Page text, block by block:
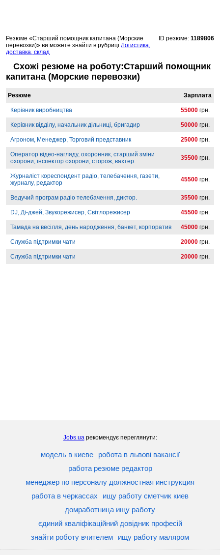
Резюме «Старший помощник капитана (Морские
перевозки)» ви можете знайти в рубриці Логистика,
доставка, склад
ID резюме: 1189806
Схожі резюме на роботу:Старший помощник
капитана (Морские перевозки)
Резюме Зарплата
Керівник виробництва 55000 грн.
Керівник відділу, начальник дільниці, бригадир 50000 грн.
Агроном, Менеджер, Торговий представник 25000 грн.
Оператор відео-нагляду, охоронник, старший зміни
охорони, інспектор охорони, сторож, вахтер.
35500 грн.
Журналіст кореспондент радіо, телебачення, газети,
журналу, редактор
45500 грн.
Ведучий програм радіо телебачення, диктор. 35500 грн.
DJ, Ді-джей, Звукорежисер, Світлорежисер 45500 грн.
Тамада на весілля, день народження, банкет, корпоратив 45000 грн.
Служба підтримки чати 20000 грн.
Служба підтримки чати 20000 грн.
Jobs.uaрекомендує переглянути:
модель в киеве
робота в львові вакансії
работа резюме редактор
менеджер по персоналу должностная инструкция
работа в черкассах
ищу работу сметчик киев
домработница ищу работу
єдиний кваліфікаційний довідник професій
знайти роботу вчителем
ищу работу маляром